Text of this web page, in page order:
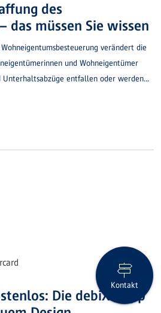
des
das müssen Sie wissen
verändert die
und Wohneigentümer
Unterhaltsabzüge entfallen oder werden
Die debiX+ App
Kontakt